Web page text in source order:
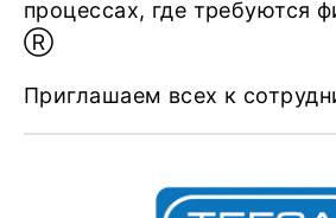
процессах, где требуются
Ⓡ
Приглашаем всех к